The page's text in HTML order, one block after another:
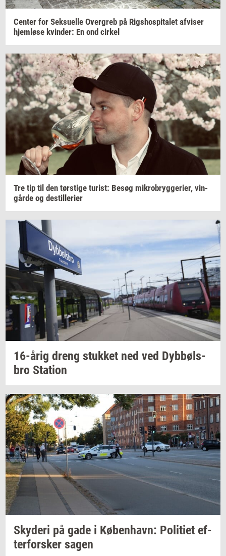
Cen­ter for Seksu­el­le Over­greb på Rigs­ho­spi­ta­let af­vi­ser
hjem­lø­se kvin­der: En ond cir­kel
Tre tip til den tørsti­ge turist: Besøg mi­kro­bryg­ge­ri­er, vin­
går­de og destil­le­ri­er
16-årig dreng stuk­ket ned ved Dybbøls­
bro Sta­tion
Sky­de­ri på gade i Kø­ben­havn: Po­li­ti­et ef­
ter­for­sker sagen